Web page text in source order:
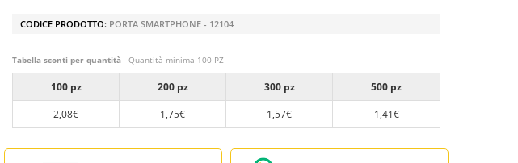
CODICE PRODOTTO: PORTA SMARTPHONE - 12104
Tabella sconti per quantità - Quantità minima 100 PZ
100 pz 200 pz 300 pz
500 pz
2,08€
1,75€ 1,57€ 1,41€